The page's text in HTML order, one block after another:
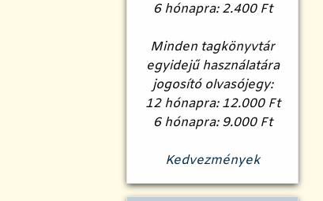
6 hónapra: 2.400 Ft
Minden tagkönyvtár
egyidejű használatára
jogosító olvasójegy:
12 hónapra: 12.000 Ft
6 hónapra: 9.000 Ft
Kedvezmények